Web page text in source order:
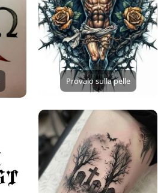
Provalo sulla pelle